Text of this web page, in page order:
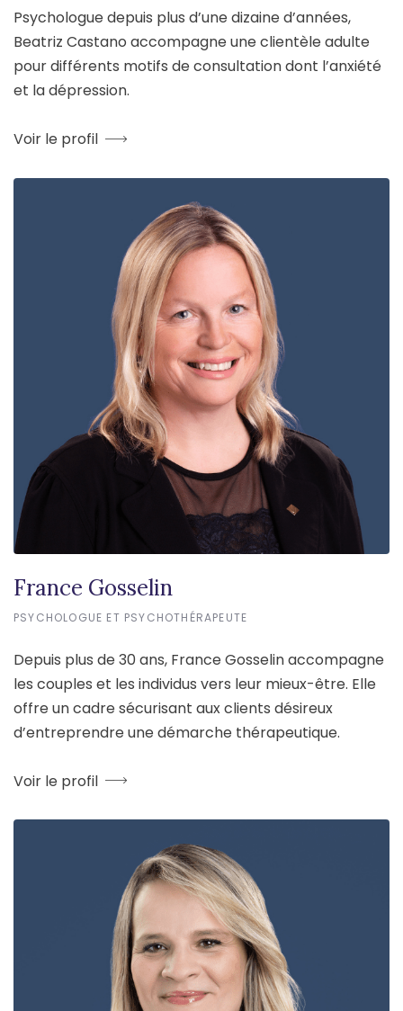
Psychologue depuis plus d’une dizaine d’années,
Beatriz Castano accompagne une clientèle adulte
pour différents motifs de consultation dont l’anxiété
et la dépression.
Voir le profil
France Gosselin
PSYCHOLOGUE ET PSYCHOTHÉRAPEUTE
Depuis plus de 30 ans, France Gosselin accompagne
les couples et les individus vers leur mieux-être. Elle
offre un cadre sécurisant aux clients désireux
d’entreprendre une démarche thérapeutique.
Voir le profil